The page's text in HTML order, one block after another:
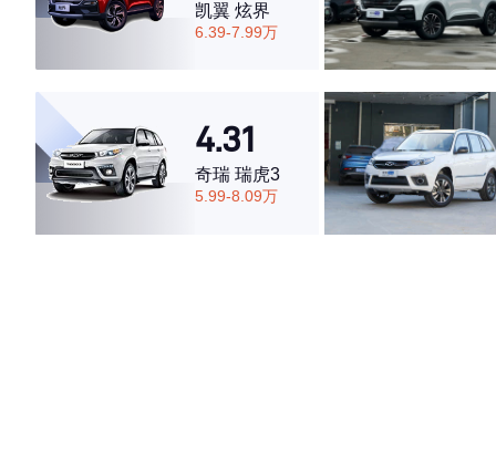
凯翼 炫界
6.39-7.99万
4.31
奇瑞 瑞虎3
5.99-8.09万